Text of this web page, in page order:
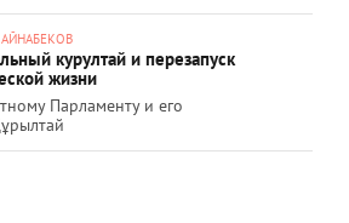
курултай и перезапуск
жизни
Парламенту и его